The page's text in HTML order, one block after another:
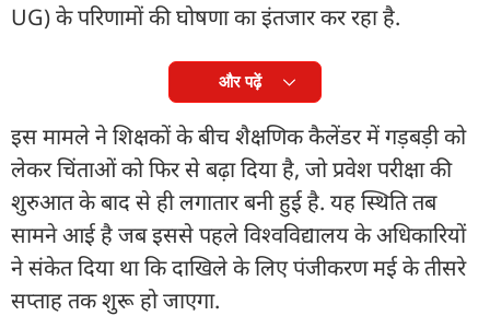
UG) के परिणामों की घोषणा का इंतजार कर रहा है.
और पढ़ें
इस मामले ने शिक्षकों के बीच शैक्षणिक कैलेंडर में गड़बड़ी को
लेकर चिंताओं को फिर से बढ़ा दिया है, जो प्रवेश परीक्षा की
शुरुआत के बाद से ही लगातार बनी हुई है. यह स्थिति तब
सामने आई है जब इससे पहले विश्वविद्यालय के अधिकारियों
ने संकेत दिया था कि दाखिले के लिए पंजीकरण मई के तीसरे
सप्ताह तक शुरू हो जाएगा.